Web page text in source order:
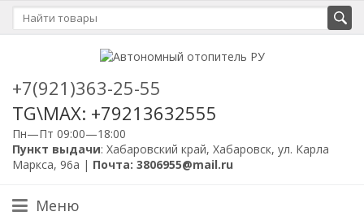
+7(921)363-25-55
TG\MAX: +79213632555
Пн—Пт 09:00—18:00
Пункт выдачи: Хабаровский край, Хабаровск, ул. Карла
Маркса, 96а | Почта: 3806955@mail.ru
Меню